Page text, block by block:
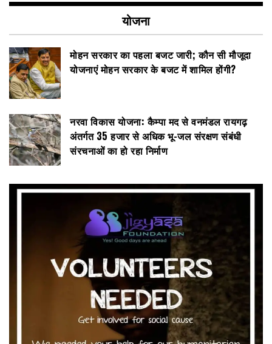
योजना
मोहन सरकार का पहला बजट जारी; कौन सी मौजूदा
योजनाएं मोहन सरकार के बजट में शामिल होंगी?
नरवा विकास योजना: कैम्पा मद से वनमंडल रायगढ़
अंतर्गत 35 हजार से अधिक भू-जल संरक्षण संबंधी
संरचनाओं का हो रहा निर्माण